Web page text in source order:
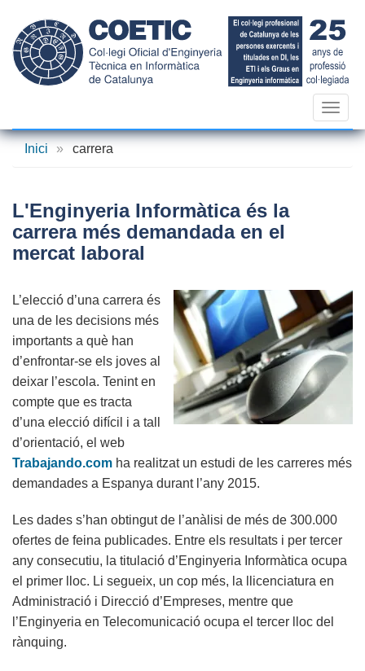
contingut
Inici
» carrera
L'Enginyeria Informàtica és la
carrera més demandada en el
mercat laboral
L’elecció d’una carrera és
una de les decisions més
importants a què han
d’enfrontar-se els joves al
deixar l’escola. Tenint en
compte que es tracta
d’una elecció difícil i a tall
d’orientació, el web
Trabajando.com ha realitzat un estudi de les carreres més
demandades a Espanya durant l’any 2015.
Les dades s’han obtingut de l’anàlisi de més de 300.000
ofertes de feina publicades. Entre els resultats i per tercer
any consecutiu, la titulació d’Enginyeria Informàtica ocupa
el primer lloc. Li segueix, un cop més, la llicenciatura en
Administració i Direcció d’Empreses, mentre que
l’Enginyeria en Telecomunicació ocupa el tercer lloc del
rànquing.